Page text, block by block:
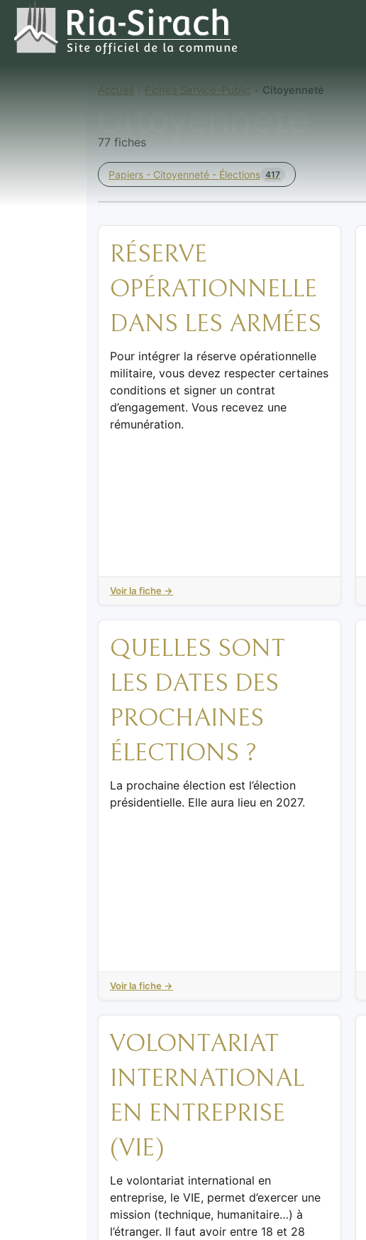
Accueil Fiches Service-Public Citoyenneté
Citoyenneté
77 fiches
Papiers - Citoyenneté - Élections 417
RÉSERVE
OPÉRATIONNELLE
DANS LES ARMÉES
Pour intégrer la réserve opérationnelle
militaire, vous devez respecter certaines
conditions et signer un contrat
d’engagement. Vous recevez une
rémunération.
Voir la fiche →
QUELLES SONT
LES DATES DES
PROCHAINES
ÉLECTIONS ?
La prochaine élection est l’élection
présidentielle. Elle aura lieu en 2027.
Voir la fiche →
VOLONTARIAT
INTERNATIONAL
EN ENTREPRISE
(VIE)
Le volontariat international en
entreprise, le VIE, permet d’exercer une
mission (technique, humanitaire…) à
l’étranger. Il faut avoir entre 18 et 28